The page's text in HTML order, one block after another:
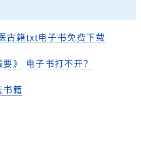
古籍txt电子书免费下载
》 电子书打不开？
书籍